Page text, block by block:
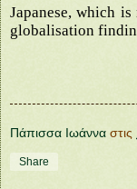
Japanese, which
globalisation
Πάπισσα Ιωάννα στις
Share